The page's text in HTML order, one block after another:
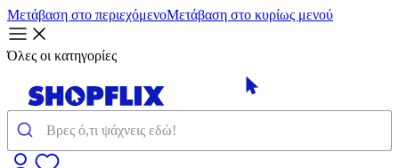
Μετάβαση στο περιεχόμενοΜετάβαση στο κυρίως μενού
Όλες οι κατηγορίες